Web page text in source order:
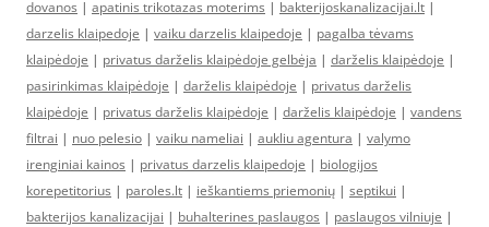
dovanos | apatinis trikotazas moterims | bakterijoskanalizacijai.lt |
darzelis klaipedoje | vaiku darzelis klaipedoje | pagalba tėvams
klaipėdoje | privatus darželis klaipėdoje gelbėja | darželis klaipėdoje |
pasirinkimas klaipėdoje | darželis klaipėdoje | privatus darželis
klaipėdoje | privatus darželis klaipėdoje | darželis klaipėdoje | vandens
filtrai | nuo pelesio | vaiku nameliai | aukliu agentura | valymo
irenginiai kainos | privatus darzelis klaipedoje | biologijos
korepetitorius | paroles.lt | ieškantiems priemonių | septikui |
bakterijos kanalizacijai | buhalterines paslaugos | paslaugos vilniuje |